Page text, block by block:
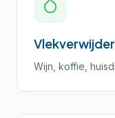
Wijn, koffie,